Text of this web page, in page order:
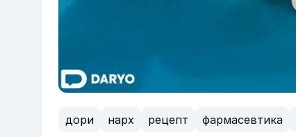
дори нарх рецепт фармасевтика